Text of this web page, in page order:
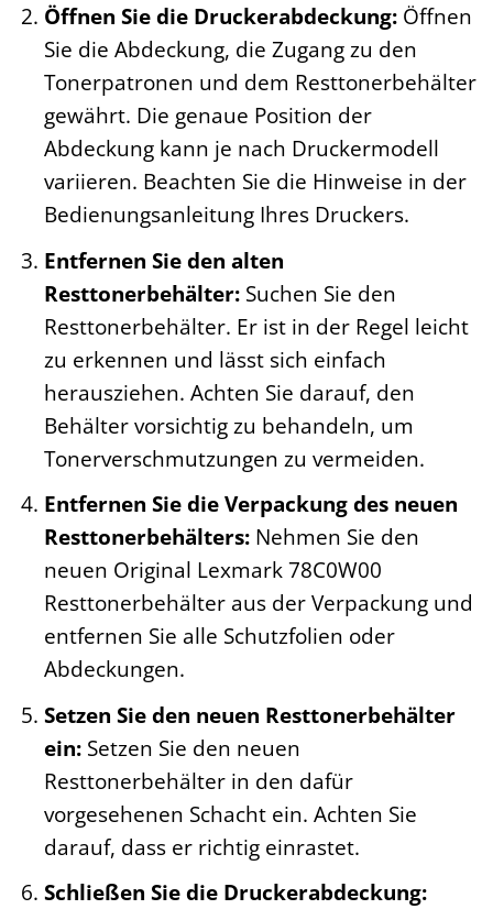
Öffnen Sie die Druckerabdeckung:Öffnen
Sie die Abdeckung, die Zugang zu den
Tonerpatronen und dem Resttonerbehälter
gewährt. Die genaue Position der
Abdeckung kann je nach Druckermodell
variieren. Beachten Sie die Hinweise in der
Bedienungsanleitung Ihres Druckers.
Entfernen Sie den alten
Resttonerbehälter:Suchen Sie den
Resttonerbehälter. Er ist in der Regel leicht
zu erkennen und lässt sich einfach
herausziehen. Achten Sie darauf, den
Behälter vorsichtig zu behandeln, um
Tonerverschmutzungen zu vermeiden.
Entfernen Sie die Verpackung des neuen
Resttonerbehälters:Nehmen Sie den
neuen Original Lexmark 78C0W00
Resttonerbehälter aus der Verpackung und
entfernen Sie alle Schutzfolien oder
Abdeckungen.
Setzen Sie den neuen Resttonerbehälter
ein:Setzen Sie den neuen
Resttonerbehälter in den dafür
vorgesehenen Schacht ein. Achten Sie
darauf, dass er richtig einrastet.
Schließen Sie die Druckerabdeckung: